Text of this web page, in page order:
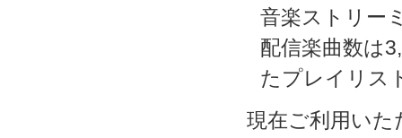
音楽ストリー
配信楽曲数は
たプレイリス
現在ご利用い